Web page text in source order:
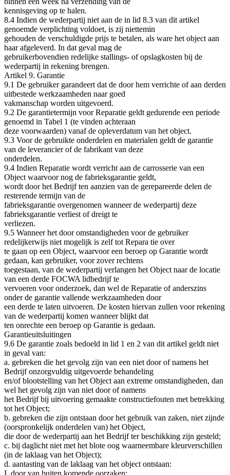
kennisgeving op te halen.
8.4 Indien de wederpartij niet aan de in lid 8.3 van dit artikel
genoemde verplichting voldoet, is zij niettemin
gehouden de verschuldigde prijs te betalen, als ware het object aan
haar afgeleverd. In dat geval mag de
gebruikerbovendien redelijke stallings‐ of opslagkosten bij de
wederpartij in rekening brengen.
Artikel 9. Garantie
9.1 De gebruiker garandeert dat de door hem verrichte of aan derden
uitbestede werkzaamheden naar goed
vakmanschap worden uitgevoerd.
9.2 De garantietermijn voor Reparatie geldt gedurende een periode
genoemd in Tabel 1 (te vinden achteraan
deze voorwaarden) vanaf de opleverdatum van het object.
9.3 Voor de gebruikte onderdelen en materialen geldt de garantie
van de leverancier of de fabrikant van deze
onderdelen.
9.4 Indien Reparatie wordt verricht aan de carrosserie van een
Object waarvoor nog de fabrieksgarantie geldt,
wordt door het Bedrijf ten aanzien van de gerepareerde delen de
resterende termijn van de
fabrieksgarantie overgenomen wanneer de wederpartij deze
fabrieksgarantie verliest of dreigt te
verliezen.
9.5 Wanneer het door omstandigheden voor de gebruiker
redelijkerwijs niet mogelijk is zelf tot Repara tie over
te gaan op een Object, waarvoor een beroep op Garantie wordt
gedaan, kan gebruiker, voor zover rechtens
toegestaan, van de wederpartij verlangen het Object naar de locatie
van een derde FOCWA lidbedrijf te
vervoeren voor onderzoek, dan wel de Reparatie of anderszins
onder de garantie vallende werkzaamheden door
een derde te laten uitvoeren. De kosten hiervan zullen voor rekening
van de wederpartij komen wanneer blijkt dat
ten onrechte een beroep op Garantie is gedaan.
Garantieuitsluitingen
9.6 De garantie zoals bedoeld in lid 1 en 2 van dit artikel geldt niet
in geval van:
a. gebreken die het gevolg zijn van een niet door of namens het
Bedrijf onzorgvuldig uitgevoerde behandeling
en/of blootstelling van het Object aan extreme omstandigheden, dan
wel het gevolg zijn van niet door of namens
het Bedrijf bij uitvoering gemaakte constructiefouten met betrekking
tot het Object;
b. gebreken die zijn ontstaan door het gebruik van zaken, niet zijnde
(oorspronkelijk onderdelen van) het Object,
die door de wederpartij aan het Bedrijf ter beschikking zijn gesteld;
c. bij daglicht niet met het blote oog waarneembare kleurverschillen
(in de laklaag van het Object);
d. aantasting van de laklaag van het object ontstaan:
I. door van buiten komende oorzaken;